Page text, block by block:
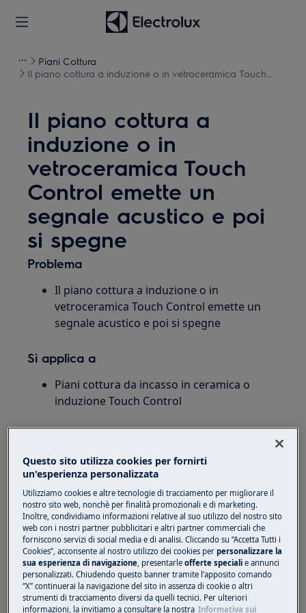
Piani Cottura
Il piano cottura a induzione o in vetroceramica Touch
Il piano cottura a
induzione o in
vetroceramica Touch
Control emette un
segnale acustico e poi
si spegne
Problema
Il piano cottura a induzione o in
vetroceramica Touch Control emette un
segnale acustico e poi si spegne
Si applica a
Piani cottura da incasso in ceramica o
induzione Touch Control
La nostra gamma di piani cottura con pannello
touch control è dotata di una funzione di
spegnimento automatico che disattiva il piano
cottura in determinate circostanze.
Sia per i piani cottura in ceramica che a
induzione con controllo touch:
Se qualcosa si rovescia sul pannello di
controllo durante il funzionamento del
Questo sito utilizza cookies per fornirti
un'esperienza personalizzata
Utilizziamo cookies e altre tecnologie di tracciamento per migliorare il
nostro sito web, nonchè per finalità promozionali e di marketing.
Inoltre, condividiamo informazioni relative al suo utilizzo del nostro sito
web con i nostri partner pubblicitari e altri partner commerciali che
forniscono servizi di social media e di analisi. Cliccando su “Accetta Tutti i
Cookies”, acconsente al nostro utilizzo dei cookies perpersonalizzare la
sua esperienza di navigazione, presentarleofferte speciali e annunci
personalizzati. Chiudendo questo banner tramite l’apposito comando
“X” continuerai la navigazione del sito in assenza di cookie o altri
strumenti di tracciamento diversi da quelli tecnici. Per ulteriori
informazioni, la invitiamo a consultare la nostra Informativa sui